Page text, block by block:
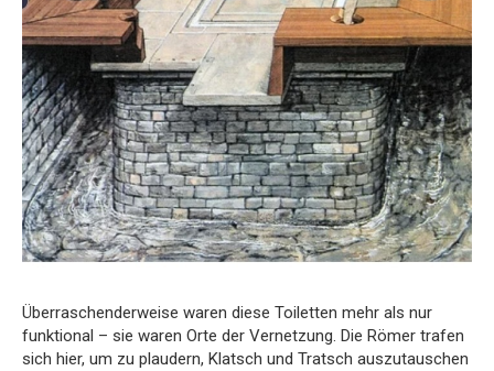
Überraschenderweise waren diese Toiletten mehr als nur
funktional – sie waren Orte der Vernetzung. Die Römer trafen
sich hier, um zu plaudern, Klatsch und Tratsch auszutauschen